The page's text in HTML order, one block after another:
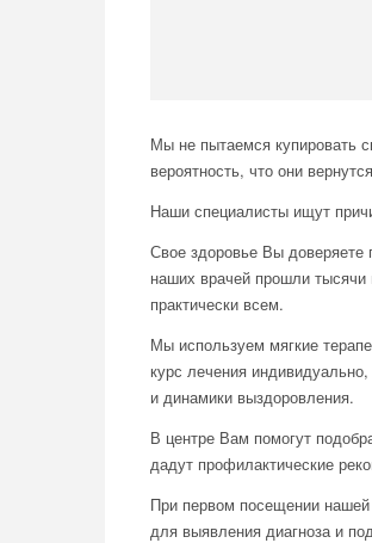
Мы не пытаемся купировать
вероятность, что они
Наши специалисты ищут
Свое здоровье Вы доверяете
наших врачей прошли
практически всем.
Мы используем мягкие
курс лечения
и динамики выздоровления.
В центре Вам помогут
дадут профилактические
При первом посещении
для выявления диагноза и